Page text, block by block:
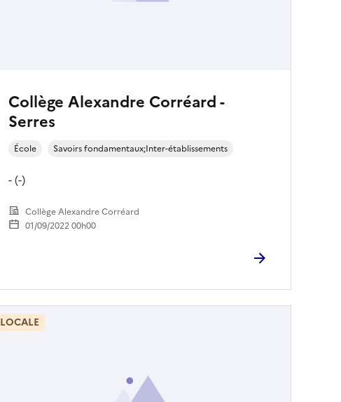
Collège Alexandre Corréard -
Serres
École Savoirs fondamentaux;Inter-établissements
- (-)
Collège Alexandre Corréard
01/09/2022 00h00
LOCALE